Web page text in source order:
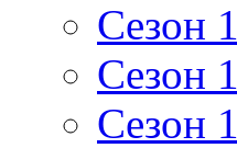
Сезон
Сезон
Сезон